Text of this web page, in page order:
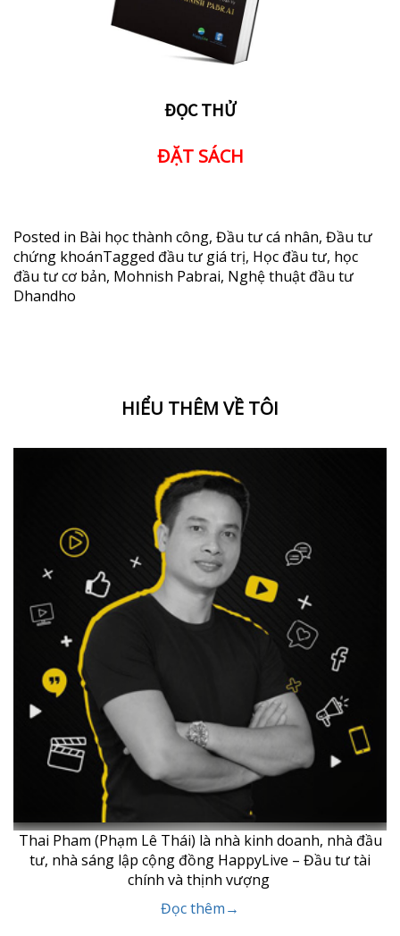
ĐỌC THỬ
ĐẶT SÁCH
Posted in Bài học thành công, Đầu tư cá nhân, Đầu tư
chứng khoánTagged đầu tư giá trị, Học đầu tư, học
đầu tư cơ bản, Mohnish Pabrai, Nghệ thuật đầu tư
Dhandho
HIỂU THÊM VỀ TÔI
Thai Pham (Phạm Lê Thái) là nhà kinh doanh, nhà đầu
tư, nhà sáng lập cộng đồng HappyLive – Đầu tư tài
chính và thịnh vượng
Đọc thêm→